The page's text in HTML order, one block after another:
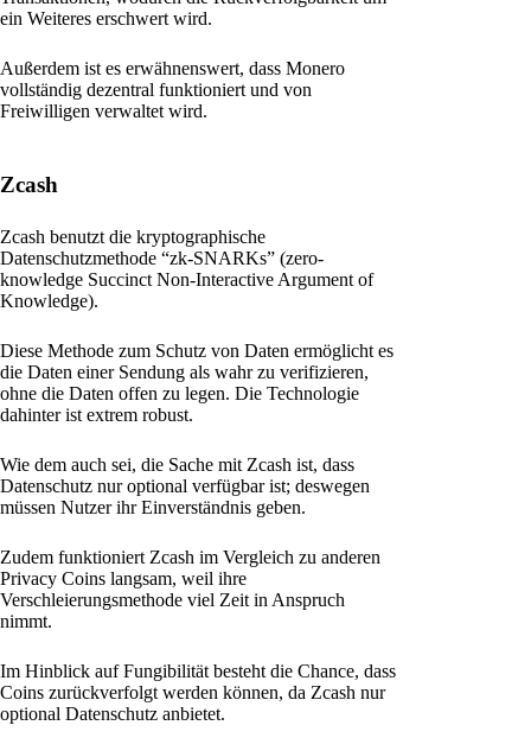
ein Weiteres erschwert wird.
Außerdem ist es erwähnenswert, dass Monero
vollständig dezentral funktioniert und von
Freiwilligen verwaltet wird.
Zcash
Zcash benutzt die kryptographische
Datenschutzmethode “zk-SNARKs” (zero-
knowledge Succinct Non-Interactive Argument of
Knowledge).
Diese Methode zum Schutz von Daten ermöglicht es
die Daten einer Sendung als wahr zu verifizieren,
ohne die Daten offen zu legen. Die Technologie
dahinter ist extrem robust.
Wie dem auch sei, die Sache mit Zcash ist, dass
Datenschutz nur optional verfügbar ist; deswegen
müssen Nutzer ihr Einverständnis geben.
Zudem funktioniert Zcash im Vergleich zu anderen
Privacy Coins langsam, weil ihre
Verschleierungsmethode viel Zeit in Anspruch
nimmt.
Im Hinblick auf Fungibilität besteht die Chance, dass
Coins zurückverfolgt werden können, da Zcash nur
optional Datenschutz anbietet.